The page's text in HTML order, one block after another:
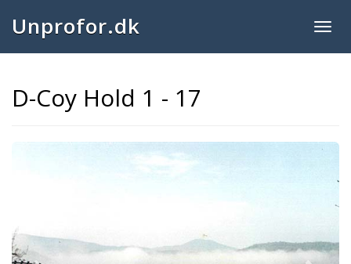
Unprofor.dk
D-Coy Hold 1 - 17